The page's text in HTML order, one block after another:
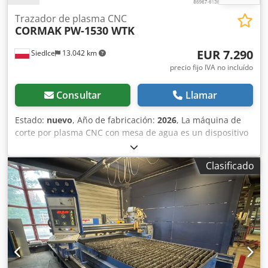
Siedlce 13.042 km
Trazador de plasma CNC
CORMAK PW-1530 WTK
EUR 7.290
precio fijo IVA no incluído
Consultar Llamar
Estado: nuevo, Año de fabricación: 2026, La máquina de
corte por plasma CNC con mesa de agua es un dispositivo
diseñado para el corte de formas de elementos a partir de
láminas de metal (en cualquier forma). Esta máquina se
caracteriza por su extrema sencillez y facilidad de uso.
Nuestra cortadora CNC garantiza la repetibilidad y una
alta precisión de corte (0,1 mm), lo que permite que las
formas cortadas se puedan transferir directamente a la
siguiente etapa de producción. La mesa de agua
proporciona un bajo consumo de materiales de consumo y
materias primas, así como bajas emisiones de gases. No es
necesario utilizar un sistema de extracción de humos y
Clasificado